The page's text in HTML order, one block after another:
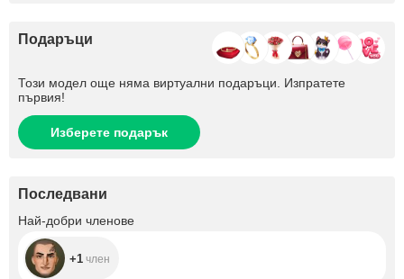
Подаръци
Този модел още няма виртуални подаръци. Изпратете
първия!
Изберете подарък
Последвани
Най-добри членове
+1 член